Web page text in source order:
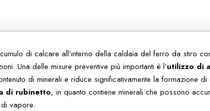
di calcare all’interno della caldaia del ferro da stiro
Una delle misure preventive più importanti è l’utilizzo di
di minerali e riduce significativamente la formazione
di rubinetto, in quanto contiene minerali che possono
vapore.